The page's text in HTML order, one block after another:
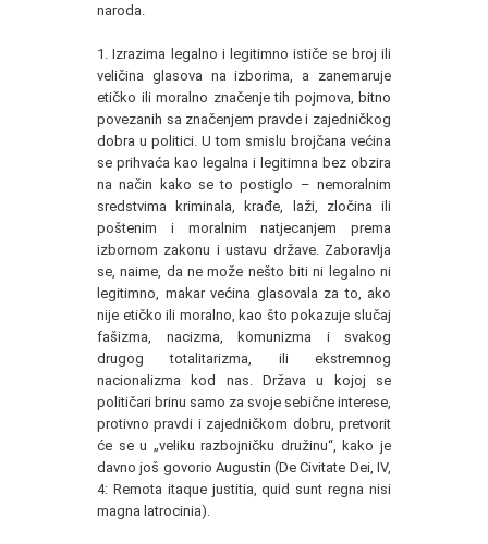
naroda.
1. Izrazima legalno i legitimno ističe se broj ili
veličina glasova na izborima, a zanemaruje
etičko ili moralno značenje tih pojmova, bitno
povezanih sa značenjem pravde i zajedničkog
dobra u politici. U tom smislu brojčana većina
se prihvaća kao legalna i legitimna bez obzira
na način kako se to postiglo – nemoralnim
sredstvima kriminala, krađe, laži, zločina ili
poštenim i moralnim natjecanjem prema
izbornom zakonu i ustavu države. Zaboravlja
se, naime, da ne može nešto biti ni legalno ni
legitimno, makar većina glasovala za to, ako
nije etičko ili moralno, kao što pokazuje slučaj
fašizma, nacizma, komunizma i svakog
drugog totalitarizma, ili ekstremnog
nacionalizma kod nas. Država u kojoj se
političari brinu samo za svoje sebične interese,
protivno pravdi i zajedničkom dobru, pretvorit
će se u „veliku razbojničku družinu“, kako je
davno još govorio Augustin (De Civitate Dei, IV,
4: Remota itaque justitia, quid sunt regna nisi
magna latrocinia).